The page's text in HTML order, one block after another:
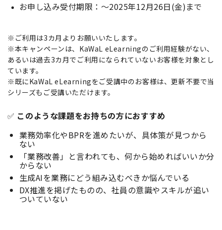
お申し込み受付期限：〜2025年12月26日(金)まで
※ご利用は3カ月よりお願いいたします。
※本キャンペーンは、KaWaL eLearningのご利用経験がない、
あるいは過去3カ月でご利用になられていないお客様を対象とし
ています。
※既にKaWaL eLearningをご受講中のお客様は、更新不要で当
シリーズもご受講いただけます。
✅ このような課題をお持ちの方におすすめ
業務効率化やBPRを進めたいが、具体策が見つから
ない
「業務改善」と言われても、何から始めればいいか分
からない
生成AIを業務にどう組み込むべきか悩んでいる
DX推進を掲げたものの、社員の意識やスキルが追い
ついていない